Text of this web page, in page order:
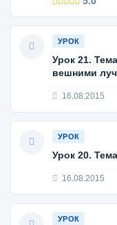
УРОК
Урок 21.
вешними
16.08.2015
УРОК
Урок 20.
16.08.2015
УРОК